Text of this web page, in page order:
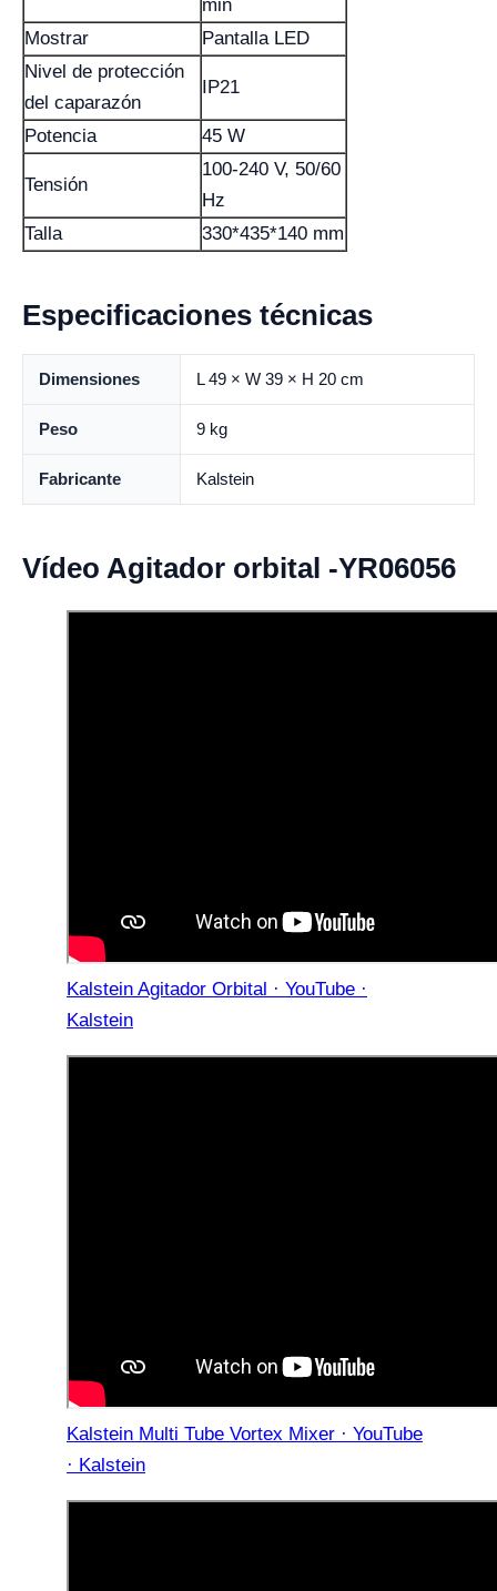
min
Mostrar
Pantalla LED
Nivel de protección
del caparazón
IP21
Potencia 45 W
Tensión
100-240 V, 50/60
Hz
Talla
330*435*140 mm
Especificaciones técnicas
Dimensiones L 49 × W 39 × H 20 cm
Peso 9 kg
Fabricante Kalstein
Vídeo Agitador orbital -YR06056
Kalstein Agitador Orbital · YouTube ·
Kalstein
Kalstein Multi Tube Vortex Mixer · YouTube
· Kalstein